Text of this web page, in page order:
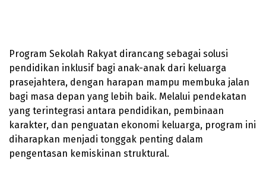
Program Sekolah Rakyat dirancang sebagai solusi
pendidikan inklusif bagi anak-anak dari keluarga
prasejahtera, dengan harapan mampu membuka jalan
bagi masa depan yang lebih baik. Melalui pendekatan
yang terintegrasi antara pendidikan, pembinaan
karakter, dan penguatan ekonomi keluarga, program ini
diharapkan menjadi tonggak penting dalam
pengentasan kemiskinan struktural.